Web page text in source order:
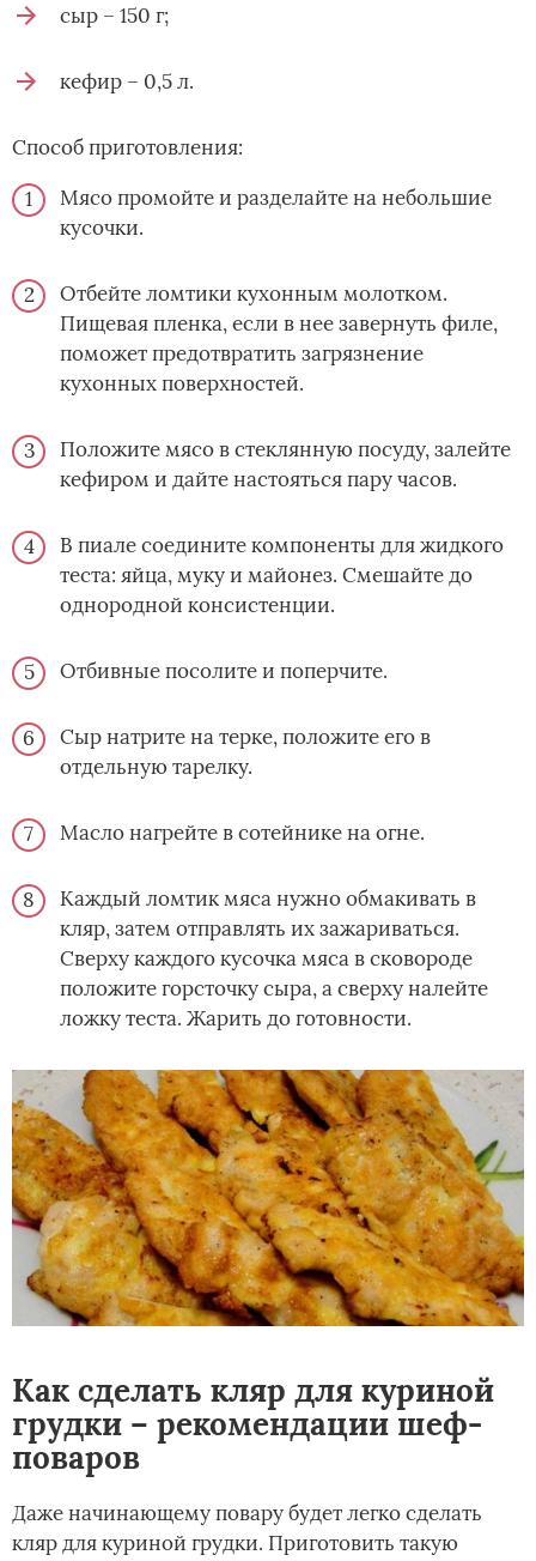
сыр – 150 г;
кефир – 0,5 л.
Способ приготовления:
Мясо промойте и разделайте на небольшие
кусочки.
Отбейте ломтики кухонным молотком.
Пищевая пленка, если в нее завернуть филе,
поможет предотвратить загрязнение
кухонных поверхностей.
Положите мясо в стеклянную посуду, залейте
кефиром и дайте настояться пару часов.
В пиале соедините компоненты для жидкого
теста: яйца, муку и майонез. Смешайте до
однородной консистенции.
Отбивные посолите и поперчите.
Сыр натрите на терке, положите его в
отдельную тарелку.
Масло нагрейте в сотейнике на огне.
Каждый ломтик мяса нужно обмакивать в
кляр, затем отправлять их зажариваться.
Сверху каждого кусочка мяса в сковороде
положите горсточку сыра, а сверху налейте
ложку теста. Жарить до готовности.
Как сделать кляр для куриной
грудки – рекомендации шеф-
поваров
Даже начинающему повару будет легко сделать
кляр для куриной грудки. Приготовить такую